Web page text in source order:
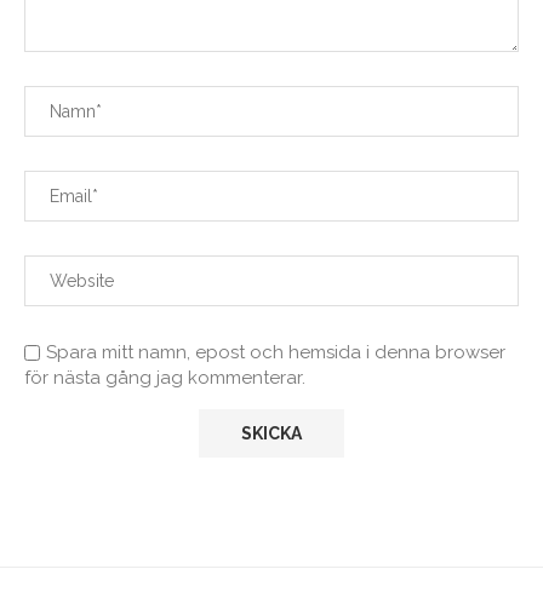
Spara mitt namn, epost och hemsida i denna browser
för nästa gång jag kommenterar.